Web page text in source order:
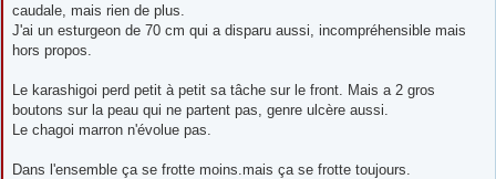
caudale, mais rien de plus.
J'ai un esturgeon de 70 cm qui a disparu aussi, incompréhensible mais
hors propos.
Le karashigoi perd petit à petit sa tâche sur le front. Mais a 2 gros
boutons sur la peau qui ne partent pas, genre ulcère aussi.
Le chagoi marron n'évolue pas.
Dans l'ensemble ça se frotte moins.mais ça se frotte toujours.